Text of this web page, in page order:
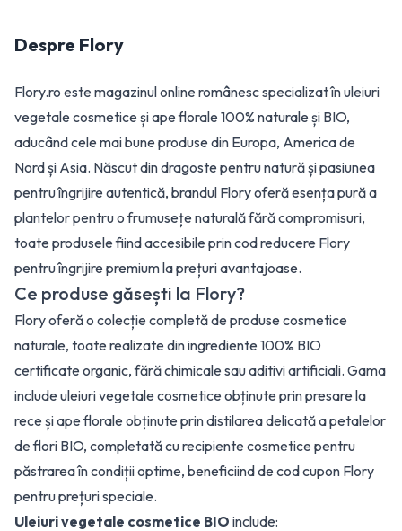
Despre Flory
Flory.ro este magazinul online românesc specializat în uleiuri
vegetale cosmetice și ape florale 100% naturale și BIO,
aducând cele mai bune produse din Europa, America de
Nord și Asia. Născut din dragoste pentru natură și pasiunea
pentru îngrijire autentică, brandul Flory oferă esența pură a
plantelor pentru o frumusețe naturală fără compromisuri,
toate produsele fiind accesibile prin cod reducere Flory
pentru îngrijire premium la prețuri avantajoase.
Ce produse găsești la Flory?
Flory oferă o colecție completă de produse cosmetice
naturale, toate realizate din ingrediente 100% BIO
certificate organic, fără chimicale sau aditivi artificiali. Gama
include uleiuri vegetale cosmetice obținute prin presare la
rece și ape florale obținute prin distilarea delicată a petalelor
de flori BIO, completată cu recipiente cosmetice pentru
păstrarea în condiții optime, beneficiind de cod cupon Flory
pentru prețuri speciale.
Uleiuri vegetale cosmetice BIO include: